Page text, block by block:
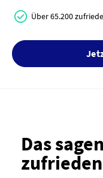
Über 65.200
Das